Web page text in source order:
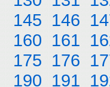
145 146
160 161
175 176
190 191